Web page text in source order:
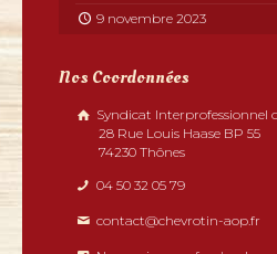
9 novembre 2023
Nos Coordonnées
Syndicat Interprofessionnel
28 Rue Louis Haase BP 55
74230 Thônes
04 50 32 05 79
contact@chevrotin-aop.fr